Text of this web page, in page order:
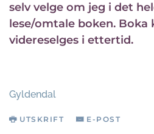
selv velge om jeg i det
lese/omtale boken. Boka
videreselges i ettertid.
Gyldendal
UTSKRIFT E-POST